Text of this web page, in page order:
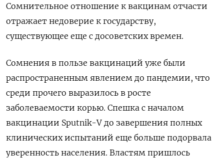
Сомнительное отношение к вакцинам отчасти
отражает недоверие к государству,
существующее еще с досоветских времен.
Сомнения в пользе вакцинаций уже были
распространенным явлением до пандемии, что
среди прочего выразилось в росте
заболеваемости корью. Спешка с началом
вакцинации Sputnik-V до завершения полных
клинических испытаний еще больше подорвала
уверенность населения. Властям пришлось